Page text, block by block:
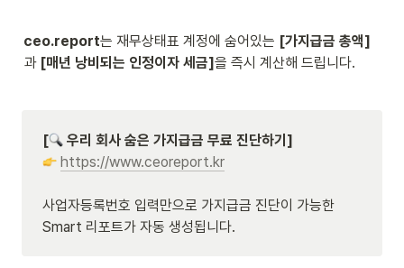
ceo.report는 재무상태표 계정에 숨어있는 [가지급금 총액]
과 [매년 낭비되는 인정이자 세금] 을 즉시 계산해 드립니다.
[
우리 회사 숨은 가지급금 무료 진단하기]
https://www.ceoreport.kr
사업자등록번호 입력만으로 가지급금 진단이 가능한
Smart 리포트가 자동 생성됩니다.